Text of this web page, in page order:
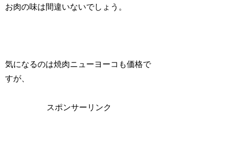
お肉の味は間違いないでしょう。
気になるのは焼肉ニューヨーコも価格で
すが、
スポンサーリンク